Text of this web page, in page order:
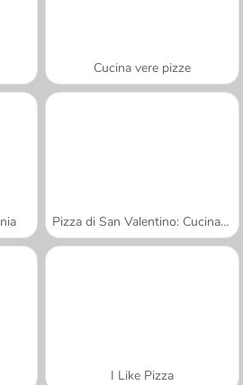
Cucina vere pizze
Pizza di San Valentino: Cucina con Sara
I Like Pizza